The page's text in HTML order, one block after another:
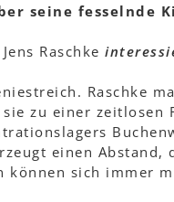
seine fesselnde
Jens Raschke
Raschke
zu einer zeitlosen
einen
können sich immer